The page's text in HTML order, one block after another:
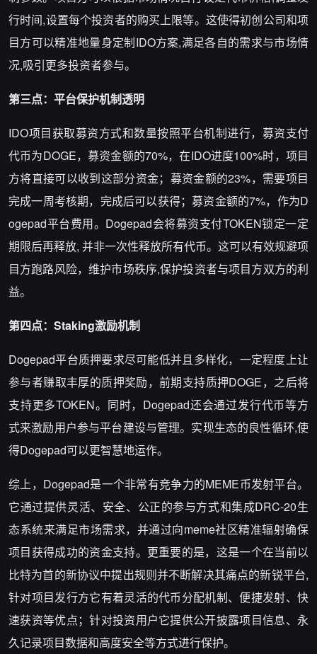
行时间,设置每个投资者的购买上限等。这使得初创公司和项
目方可以精准地量身定制IDO方案,满足各自的需求与市场情
况,吸引更多投资者参与。
第三点：平台保护机制透明
IDO项目获取募资方式和数量按照平台机制进行，募资支付
代币为DOGE，募资金额的70%，在IDO进度100%时，项目
方将直接可以收到这部分资金；募资金额的23%，需要项目
完成一周考核期，完成后可以获得；募资金额的7%，作为D
ogepad平台费用。Dogepad会将募资支付TOKEN锁定一定
期限后再释放, 并非一次性释放所有代币。这可以有效规避项
目方跑路风险，维护市场秩序,保护投资者与项目方双方的利
益。
第四点：Staking激励机制
Dogepad平台质押要求尽可能低并且多样化，一定程度上让
参与者赚取丰厚的质押奖励，前期支持质押DOGE，之后将
支持更多TOKEN。同时，Dogepad还会通过发行代币等方
式来激励用户参与平台建设与管理。实现生态的良性循环,使
得Dogepad可以更智慧地运作。
综上，Dogepad是一个非常有竞争力的MEME币发射平台。
它通过提供灵活、安全、公正的参与方式和集成DRC-20生
态系统来满足市场需求，并通过向meme社区精准辐射确保
项目获得成功的资金支持。更重要的是，这是一个在当前以
比特为首的新协议中提出规则并不断解决其痛点的新锐平台,
针对项目发行方它有着灵活的代币分配机制、便捷发射、快
速获资等优点；针对投资用户它提供公开披露项目信息、永
久记录项目数据和高度安全等方式进行保护。